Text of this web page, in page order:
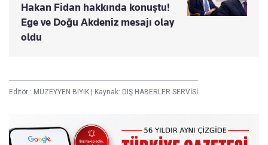
Hakan Fidan hakkında konuştu!
Ege ve Doğu Akdeniz mesajı olay
oldu
Editör : MÜZEYYEN BIYIK | Kaynak: DIŞ HABERLER SERVİSİ